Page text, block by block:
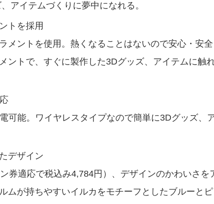
アイテムづくりに夢中になれる。
トを採用
メントを使用。熱くなることはないので安心・安全
ントで、すぐに製作した3Dグッズ、アイテムに触
可能。ワイヤレスタイプなので簡単に3Dグッズ、
デザイン
券適応で税込み4,784円）、デザインのかわいさを
ムが持ちやすいイルカをモチーフとしたブルーとピ